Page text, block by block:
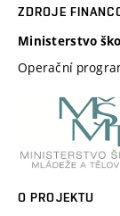
ZDROJE
Ministerstvo
Operační
O PROJEKTU